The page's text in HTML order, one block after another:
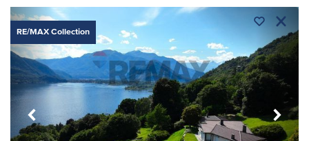
RE/MAX Collection